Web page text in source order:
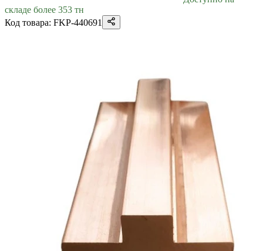
складе более 353 тн
Код товара: FKP-440691